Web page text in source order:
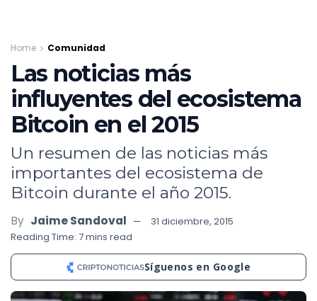
Home Comunidad
Las noticias más
influyentes del ecosistema
Bitcoin en el 2015
Un resumen de las noticias más
importantes del ecosistema de
Bitcoin durante el año 2015.
By Jaime Sandoval
31 diciembre, 2015
Reading Time: 7 mins read
Síguenos en Google